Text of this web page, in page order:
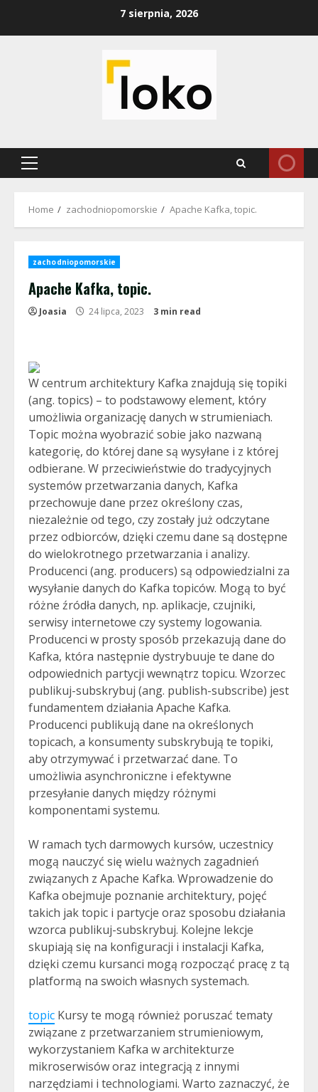
7 sierpnia, 2026
Primary
Home zachodniopomorskie Apache Kafka, topic.
zachodniopomorskie
Apache Kafka, topic.
Joasia 24 lipca, 2023 3 min read
W centrum architektury Kafka znajdują się topiki
(ang. topics) – to podstawowy element, który
umożliwia organizację danych w strumieniach.
Topic można wyobrazić sobie jako nazwaną
kategorię, do której dane są wysyłane i z której
odbierane. W przeciwieństwie do tradycyjnych
systemów przetwarzania danych, Kafka
przechowuje dane przez określony czas,
niezależnie od tego, czy zostały już odczytane
przez odbiorców, dzięki czemu dane są dostępne
do wielokrotnego przetwarzania i analizy.
Producenci (ang. producers) są odpowiedzialni za
wysyłanie danych do Kafka topiców. Mogą to być
różne źródła danych, np. aplikacje, czujniki,
serwisy internetowe czy systemy logowania.
Producenci w prosty sposób przekazują dane do
Kafka, która następnie dystrybuuje te dane do
odpowiednich partycji wewnątrz topicu. Wzorzec
publikuj-subskrybuj (ang. publish-subscribe) jest
fundamentem działania Apache Kafka.
Producenci publikują dane na określonych
topicach, a konsumenty subskrybują te topiki,
aby otrzymywać i przetwarzać dane. To
umożliwia asynchroniczne i efektywne
przesyłanie danych między różnymi
komponentami systemu.
W ramach tych darmowych kursów, uczestnicy
mogą nauczyć się wielu ważnych zagadnień
związanych z Apache Kafka. Wprowadzenie do
Kafka obejmuje poznanie architektury, pojęć
takich jak topic i partycje oraz sposobu działania
wzorca publikuj-subskrybuj. Kolejne lekcje
skupiają się na konfiguracji i instalacji Kafka,
dzięki czemu kursanci mogą rozpocząć pracę z tą
platformą na swoich własnych systemach.
topic Kursy te mogą również poruszać tematy
związane z przetwarzaniem strumieniowym,
wykorzystaniem Kafka w architekturze
mikroserwisów oraz integracją z innymi
narzędziami i technologiami. Warto zaznaczyć, że